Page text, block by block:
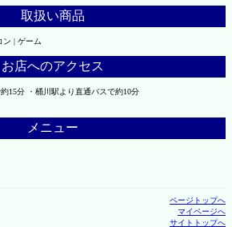
取扱い商品
ン | ゲーム
お店へのアクセス
15分 ・桶川駅より直通バスで約10分
メニュー
ページトップへ
マイページへ
サイトトップへ